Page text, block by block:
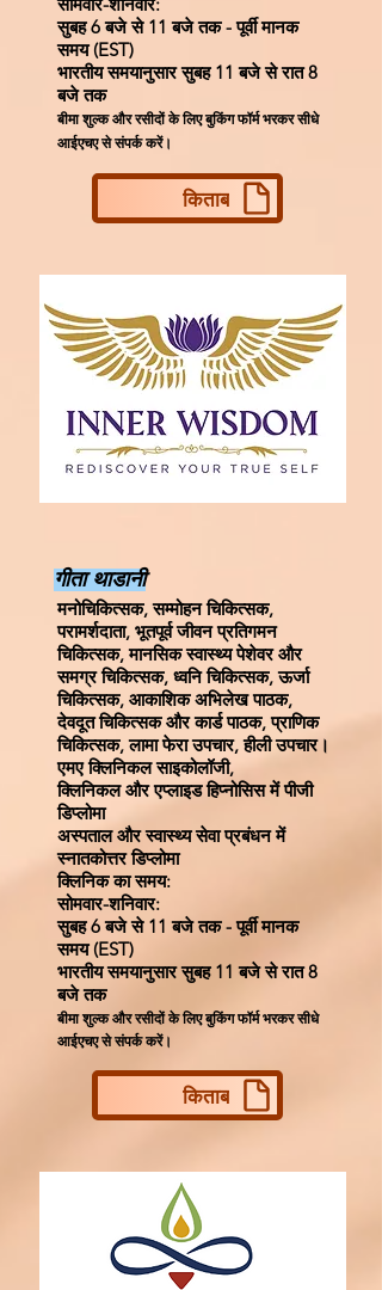
सुबह 6 बजे से 11 बजे तक - पूर्वी मानक
समय (EST)
भारतीय समयानुसार सुबह 11 बजे से रात 8
बजे तक
बीमा शुल्क और रसीदों के लिए बुकिंग फॉर्म भरकर सीधे
आईएचए से संपर्क करें।
किताब
गीता थाडानी
मनोचिकित्सक, सम्मोहन चिकित्सक,
परामर्शदाता, भूतपूर्व जीवन प्रतिगमन
चिकित्सक, मानसिक स्वास्थ्य पेशेवर और
समग्र चिकित्सक, ध्वनि चिकित्सक, ऊर्जा
चिकित्सक, आकाशिक अभिलेख पाठक,
देवदूत चिकित्सक और कार्ड पाठक, प्राणिक
चिकित्सक, लामा फेरा उपचार, हीली उपचार।
एमए क्लिनिकल साइकोलॉजी,
क्लिनिकल और एप्लाइड हिप्नोसिस में पीजी
डिप्लोमा
अस्पताल और स्वास्थ्य सेवा प्रबंधन में
स्नातकोत्तर डिप्लोमा
क्लिनिक का समय:
सोमवार-शनिवार:
सुबह 6 बजे से 11 बजे तक - पूर्वी मानक
समय (EST)
भारतीय समयानुसार सुबह 11 बजे से रात 8
बजे तक
बीमा शुल्क और रसीदों के लिए बुकिंग फॉर्म भरकर सीधे
आईएचए से संपर्क करें।
किताब